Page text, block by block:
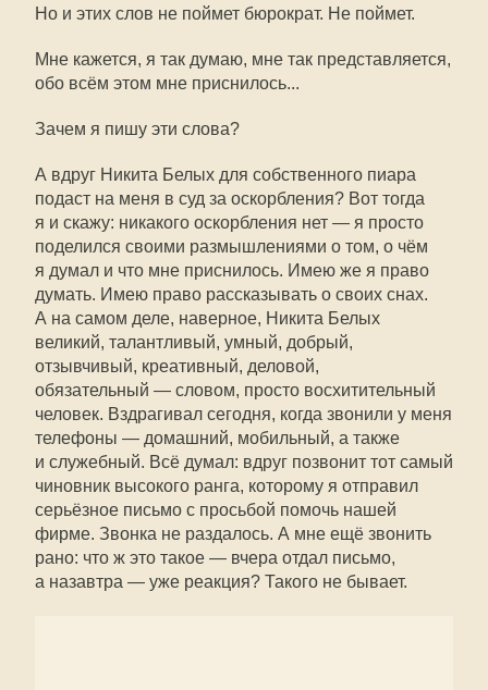
Но и этих слов не поймет бюрократ. Не поймет.
Мне кажется, я так думаю, мне так представляется,
обо всём этом мне приснилось...
Зачем я пишу эти слова?
А вдруг Никита Белых для собственного пиара
подаст на меня в суд за оскорбления? Вот тогда
я и скажу: никакого оскорбления нет — я просто
поделился своими размышлениями о том, о чём
я думал и что мне приснилось. Имею же я право
думать. Имею право рассказывать о своих снах.
А на самом деле, наверное, Никита Белых
великий, талантливый, умный, добрый,
отзывчивый, креативный, деловой,
обязательный — словом, просто восхитительный
человек. Вздрагивал сегодня, когда звонили у меня
телефоны — домашний, мобильный, а также
и служебный. Всё думал: вдруг позвонит тот самый
чиновник высокого ранга, которому я отправил
серьёзное письмо с просьбой помочь нашей
фирме. Звонка не раздалось. А мне ещё звонить
рано: что ж это такое — вчера отдал письмо,
а назавтра — уже реакция? Такого не бывает.